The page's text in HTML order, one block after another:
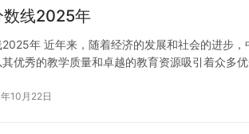
数线2025年
年 近年来，随着经济的发展和社会的进步
优秀的教学质量和卓越的教育资源吸引着众多
10月22日